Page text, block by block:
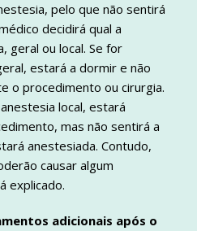
pelo que não sentirá
decidirá qual a
geral ou local. Se for
estará a dormir e não
o procedimento ou cirurgia.
local, estará
mas não sentirá a
anestesiada. Contudo,
causar algum
explicado.
adicionais após o